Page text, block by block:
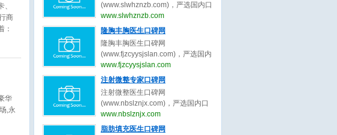
商
：
华
,永
(www.slwhznzb.com)，严选国内口
碑最好的隆鼻医生，收集全网最真
实的关于隆鼻医生、隆鼻专家的最
策提出最真实的隆鼻医美评价参
考。做隆鼻医美前，先上隆鼻医生
口碑网。
www.slwhznzb.com
隆胸丰胸医生口碑网
隆胸丰胸医生口碑网
(www.fjzcyysjslan.com)，严选国内
口碑最好的隆胸丰胸医生，收集全
网最真实的关于隆胸丰胸医生、隆
胸丰胸求美者整形决策提出最真实
的隆胸丰胸医美评价参考。做隆胸
丰胸医美前，先上隆胸丰胸医生口
碑网。
www.fjzcyysjslan.com
注射微整专家口碑网
注射微整医生口碑网
(www.nbslznjx.com)，严选国内口
碑最好的注射微整医生，收集全网
最真实的关于注射微整医生、注射
www.nbslznjx.com
脂肪填充医生口碑网